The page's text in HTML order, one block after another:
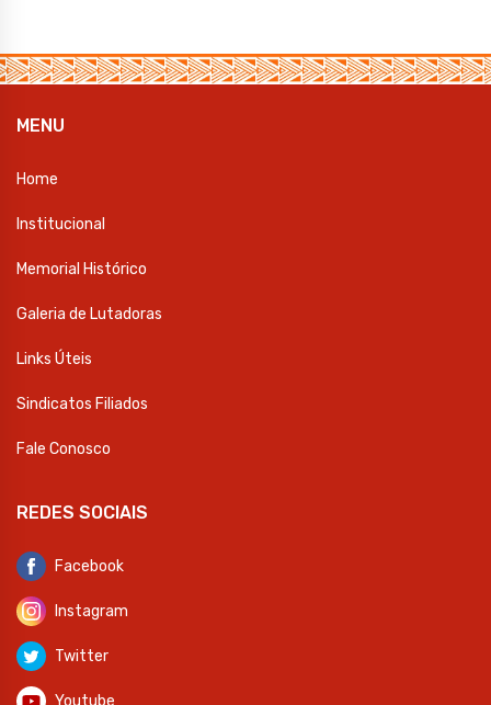
MENU
Home
Institucional
Memorial Histórico
Galeria de Lutadoras
Links Úteis
Sindicatos Filiados
Fale Conosco
REDES SOCIAIS
Facebook
Instagram
Twitter
Youtube